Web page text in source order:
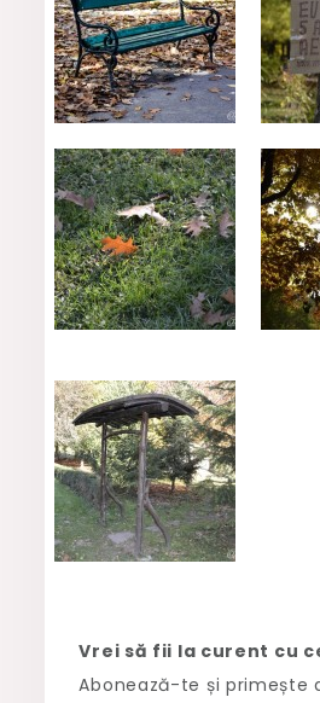
Vrei să fii la curent cu
Abonează-te și primește